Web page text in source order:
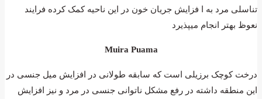
تناسلی مرد به ا فزایش جریان خون در این ناحیه کمک کرده فرایند
نعوظ بهتر انجام میپذیرد
Muira Puama
درخت کوچک برزیلی است که سابقه طولانی در افزایش میل جنسی در
این منطقه داشته در رفع مشکل ناتوانی جنسی در مرد و نیز افزایش